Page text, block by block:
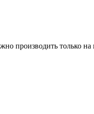
только